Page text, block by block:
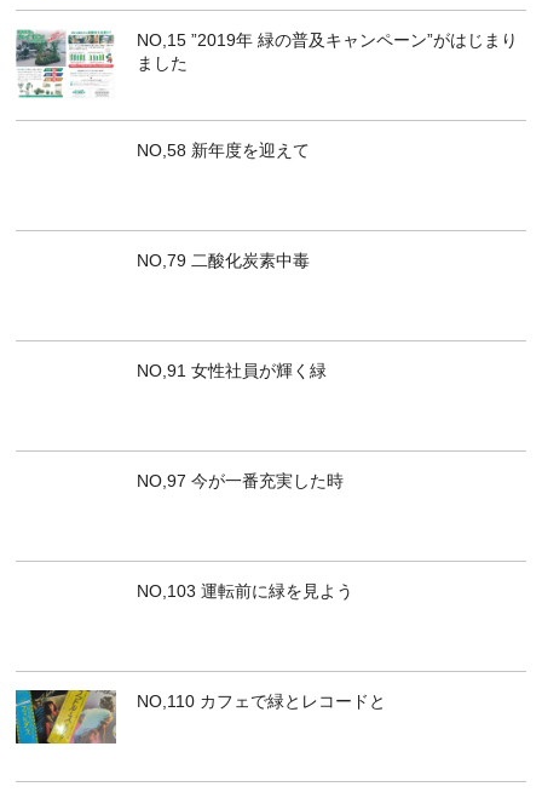
NO,15 ”2019年 緑の普及キャンペーン”がはじまり
ました
NO,58 新年度を迎えて
NO,79 二酸化炭素中毒
NO,91 女性社員が輝く緑
NO,97 今が一番充実した時
NO,103 運転前に緑を見よう
NO,110 カフェで緑とレコードと